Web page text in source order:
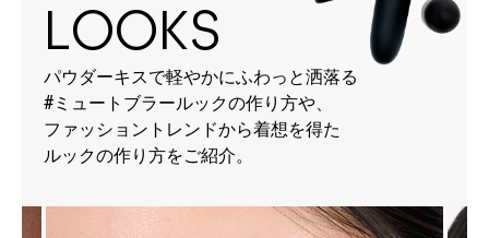
LOOKS
パウダーキスで軽やかにふわっと洒落る
#ミュートブラールックの作り方や、
ファッショントレンドから着想を得た
ルックの作り方をご紹介。